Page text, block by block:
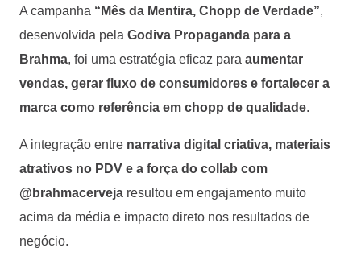
A campanha “Mês da Mentira, Chopp de Verdade”,
desenvolvida pela Godiva Propaganda para a
Brahma, foi uma estratégia eficaz para aumentar
vendas, gerar fluxo de consumidores e fortalecer a
marca como referência em chopp de qualidade.
A integração entre narrativa digital criativa, materiais
atrativos no PDV e a força do collab com
@brahmacerveja resultou em engajamento muito
acima da média e impacto direto nos resultados de
negócio.